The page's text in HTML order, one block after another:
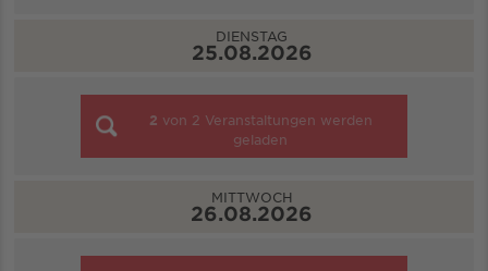
DIENSTAG
25.08.2026
2 von 2 Veranstaltungen werden
geladen
MITTWOCH
26.08.2026